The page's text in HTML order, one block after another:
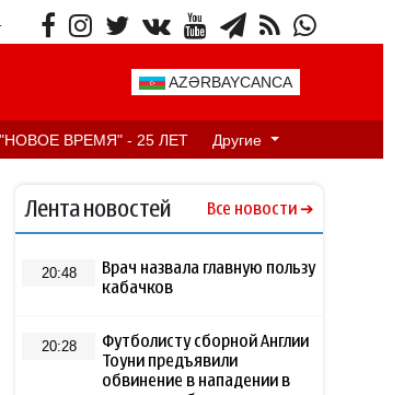
AZƏRBAYCANCA
"НОВОЕ ВРЕМЯ" - 25 ЛЕТ Другие
Лента новостей Все новости
20:48
Врач назвала главную пользу
кабачков
20:28
Футболисту сборной Англии
Тоуни предъявили
обвинение в нападении в